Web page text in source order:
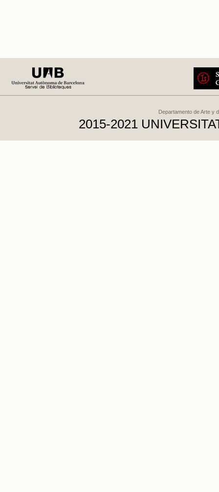
Departamento de Arte y
2015-2021